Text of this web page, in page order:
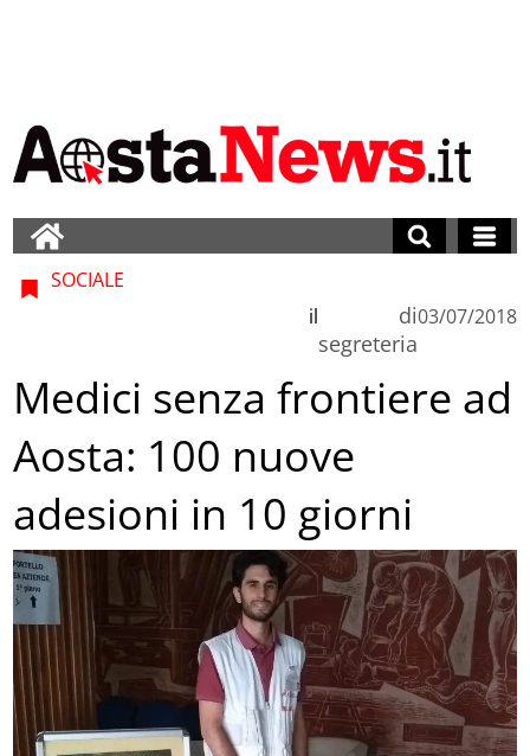
SOCIALE
di
segreteria
il 03/07/2018
Medici senza frontiere ad
Aosta: 100 nuove
adesioni in 10 giorni